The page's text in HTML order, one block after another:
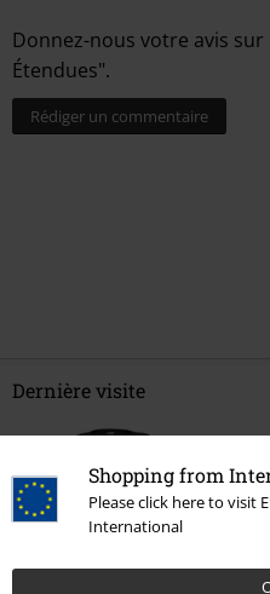
Shopping from
Please click here to visit
International
Donnez-nous votre avis sur
Étendues".
Rédiger un commentaire
Dernière visite